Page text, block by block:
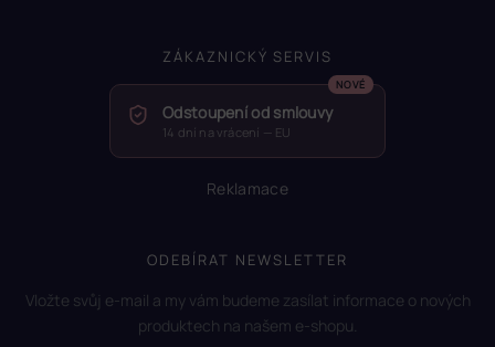
ZÁKAZNICKÝ SERVIS
Odstoupení od smlouvy
14 dní na vrácení — EU
Reklamace
ODEBÍRAT NEWSLETTER
Vložte svůj e-mail a my vám budeme zasílat informace o nových
produktech na našem e-shopu.